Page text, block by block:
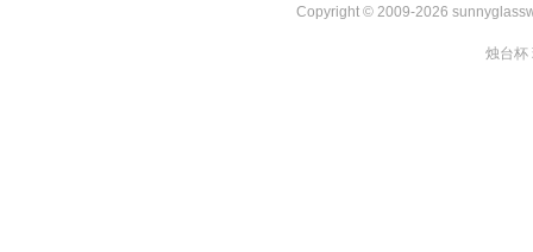
Copyright © 2009-2026
烛台杯